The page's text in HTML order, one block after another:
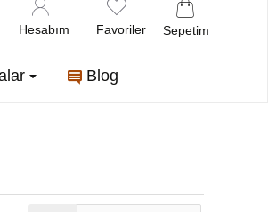
Hesabım Favoriler Sepetim
Blog